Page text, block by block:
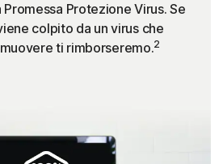
Protezione Virus. Se
colpito da un virus che
ti rimborseremo.2